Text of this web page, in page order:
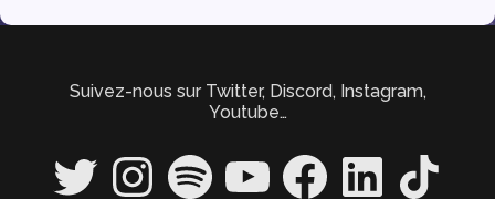
Suivez-nous sur Twitter, Discord, Instagram,
Youtube…
Twitter InstagramSpotify YouTube FacebookLinkedIn TikTok